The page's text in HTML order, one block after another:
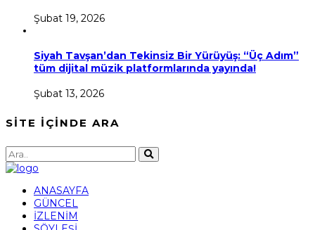
Şubat 19, 2026
Siyah Tavşan’dan Tekinsiz Bir Yürüyüş: “Üç Adım”
tüm dijital müzik platformlarında yayında!
Şubat 13, 2026
SİTE İÇİNDE ARA
ANASAYFA
GÜNCEL
İZLENİM